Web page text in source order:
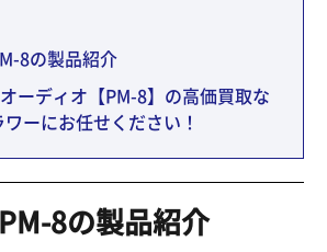
8の製品紹介
ーディオ【PM-8】の高価買取な
ーにお任せください！
8の製品紹介